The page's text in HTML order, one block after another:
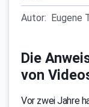
Autor: Eugene
Die
von
Vor zwei Jahre